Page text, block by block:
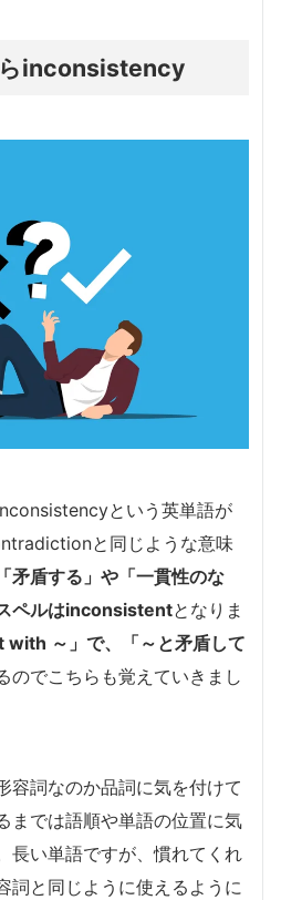
inconsistency
という英単語が
と同じような意味
矛盾する」や「一貫性のな
ペルはinconsistentとなりま
with ～」で、「～と矛盾して
のでこちらも覚えていきまし
容詞なのか品詞に気を付けて
までは語順や単語の位置に気
長い単語ですが、慣れてくれ
詞と同じように使えるように